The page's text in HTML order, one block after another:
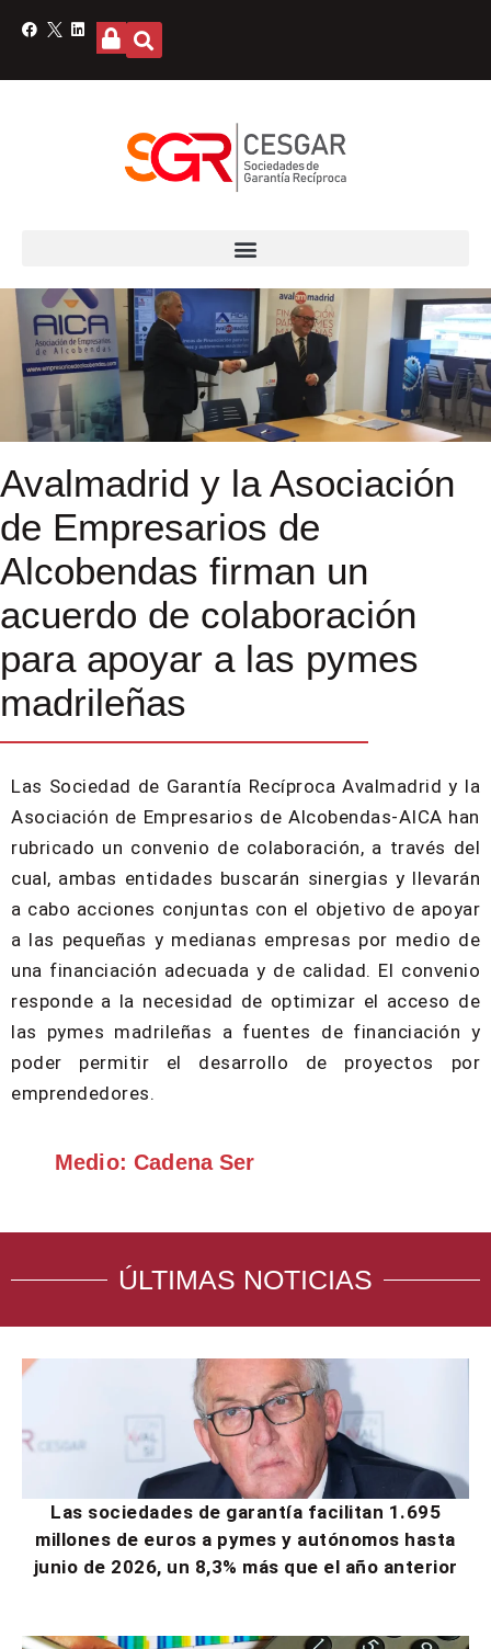
Avalmadrid y la Asociación
de Empresarios de
Alcobendas firman un
acuerdo de colaboración
para apoyar a las pymes
madrileñas
Las Sociedad de Garantía Recíproca Avalmadrid y la
Asociación de Empresarios de Alcobendas-AICA han
rubricado un convenio de colaboración, a través del
cual, ambas entidades buscarán sinergias y llevarán
a cabo acciones conjuntas con el objetivo de apoyar
a las pequeñas y medianas empresas por medio de
una financiación adecuada y de calidad. El convenio
responde a la necesidad de optimizar el acceso de
las pymes madrileñas a fuentes de financiación y
poder permitir el desarrollo de proyectos por
emprendedores.
Medio: Cadena Ser
ÚLTIMAS NOTICIAS
Las sociedades de garantía facilitan 1.695
millones de euros a pymes y autónomos hasta
junio de 2026, un 8,3% más que el año anterior